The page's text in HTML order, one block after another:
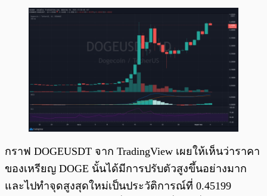
กราฟ DOGEUSDT จาก TradingView เผยให้เห็นว่าราคา
ของเหรียญ DOGE นั้นได้มีการปรับตัวสูงขึ้นอย่างมาก
และไปทำจุดสูงสุดใหม่เป็นประวัติการณ์ที่ 0.45199